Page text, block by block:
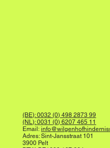
(BE): 0032 (0) 498 2873 99
(NL): 0031 (0) 6207 465 11
Email:
Adres: Sint-Jansstraat 101
3900 Pelt